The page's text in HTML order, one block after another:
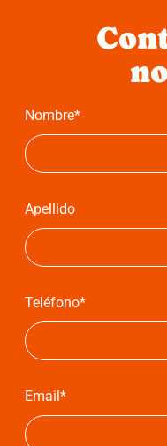
Nombre*
Apellido
Teléfono*
Email*